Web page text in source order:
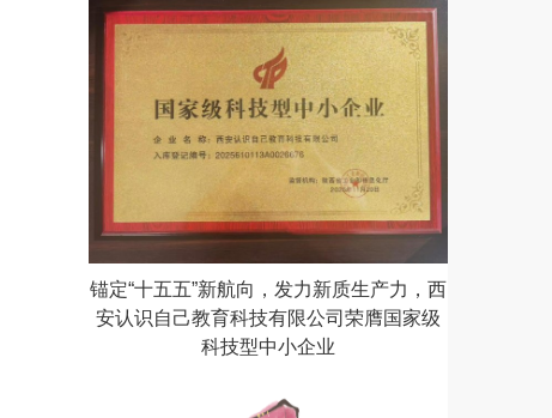
锚定“十五五”新航向，发力新质生产力，西
安认识自己教育科技有限公司荣膺国家级
科技型中小企业